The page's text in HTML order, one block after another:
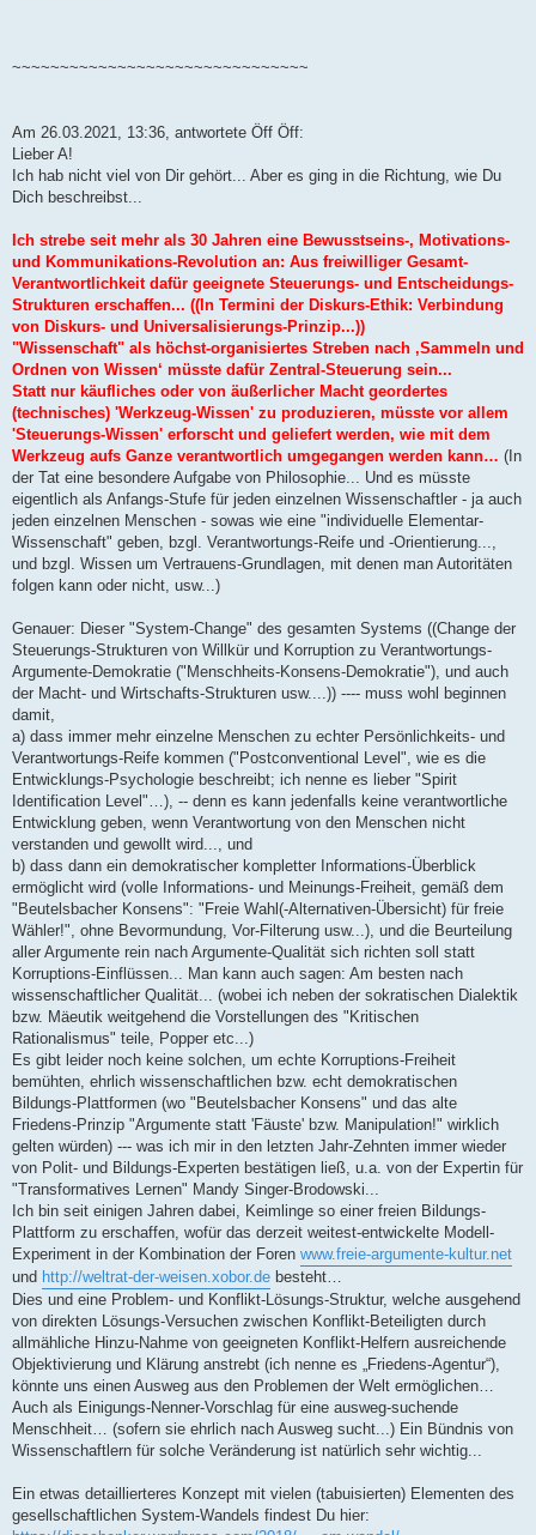
~~~~~~~~~~~~~~~~~~~~~~~~~~~~~~~
Am 26.03.2021, 13:36, antwortete Öff Öff:
Lieber A!
Ich hab nicht viel von Dir gehört... Aber es ging in die Richtung, wie Du
Dich beschreibst...
Ich strebe seit mehr als 30 Jahren eine Bewusstseins-, Motivations-
und Kommunikations-Revolution an: Aus freiwilliger Gesamt-
Verantwortlichkeit dafür geeignete Steuerungs- und Entscheidungs-
Strukturen erschaffen... ((In Termini der Diskurs-Ethik: Verbindung
von Diskurs- und Universalisierungs-Prinzip...))
"Wissenschaft" als höchst-organisiertes Streben nach ‚Sammeln und
Ordnen von Wissen‘ müsste dafür Zentral-Steuerung sein...
Statt nur käufliches oder von äußerlicher Macht geordertes
(technisches) 'Werkzeug-Wissen' zu produzieren, müsste vor allem
'Steuerungs-Wissen' erforscht und geliefert werden, wie mit dem
Werkzeug aufs Ganze verantwortlich umgegangen werden kann… (In
der Tat eine besondere Aufgabe von Philosophie... Und es müsste
eigentlich als Anfangs-Stufe für jeden einzelnen Wissenschaftler - ja auch
jeden einzelnen Menschen - sowas wie eine "individuelle Elementar-
Wissenschaft" geben, bzgl. Verantwortungs-Reife und -Orientierung...,
und bzgl. Wissen um Vertrauens-Grundlagen, mit denen man Autoritäten
folgen kann oder nicht, usw...)
Genauer: Dieser "System-Change" des gesamten Systems ((Change der
Steuerungs-Strukturen von Willkür und Korruption zu Verantwortungs-
Argumente-Demokratie ("Menschheits-Konsens-Demokratie"), und auch
der Macht- und Wirtschafts-Strukturen usw....)) ---- muss wohl beginnen
damit,
a) dass immer mehr einzelne Menschen zu echter Persönlichkeits- und
Verantwortungs-Reife kommen ("Postconventional Level", wie es die
Entwicklungs-Psychologie beschreibt; ich nenne es lieber "Spirit
Identification Level"…), -- denn es kann jedenfalls keine verantwortliche
Entwicklung geben, wenn Verantwortung von den Menschen nicht
verstanden und gewollt wird..., und
b) dass dann ein demokratischer kompletter Informations-Überblick
ermöglicht wird (volle Informations- und Meinungs-Freiheit, gemäß dem
"Beutelsbacher Konsens": "Freie Wahl(-Alternativen-Übersicht) für freie
Wähler!", ohne Bevormundung, Vor-Filterung usw...), und die Beurteilung
aller Argumente rein nach Argumente-Qualität sich richten soll statt
Korruptions-Einflüssen... Man kann auch sagen: Am besten nach
wissenschaftlicher Qualität... (wobei ich neben der sokratischen Dialektik
bzw. Mäeutik weitgehend die Vorstellungen des "Kritischen
Rationalismus" teile, Popper etc...)
Es gibt leider noch keine solchen, um echte Korruptions-Freiheit
bemühten, ehrlich wissenschaftlichen bzw. echt demokratischen
Bildungs-Plattformen (wo "Beutelsbacher Konsens" und das alte
Friedens-Prinzip "Argumente statt 'Fäuste' bzw. Manipulation!" wirklich
gelten würden) --- was ich mir in den letzten Jahr-Zehnten immer wieder
von Polit- und Bildungs-Experten bestätigen ließ, u.a. von der Expertin für
"Transformatives Lernen" Mandy Singer-Brodowski...
Ich bin seit einigen Jahren dabei, Keimlinge so einer freien Bildungs-
Plattform zu erschaffen, wofür das derzeit weitest-entwickelte Modell-
Experiment in der Kombination der Foren www.freie-argumente-kultur.net
und http://weltrat-der-weisen.xobor.de besteht…
Dies und eine Problem- und Konflikt-Lösungs-Struktur, welche ausgehend
von direkten Lösungs-Versuchen zwischen Konflikt-Beteiligten durch
allmähliche Hinzu-Nahme von geeigneten Konflikt-Helfern ausreichende
Objektivierung und Klärung anstrebt (ich nenne es „Friedens-Agentur“),
könnte uns einen Ausweg aus den Problemen der Welt ermöglichen…
Auch als Einigungs-Nenner-Vorschlag für eine ausweg-suchende
Menschheit… (sofern sie ehrlich nach Ausweg sucht...) Ein Bündnis von
Wissenschaftlern für solche Veränderung ist natürlich sehr wichtig...
Ein etwas detaillierteres Konzept mit vielen (tabuisierten) Elementen des
gesellschaftlichen System-Wandels findest Du hier: